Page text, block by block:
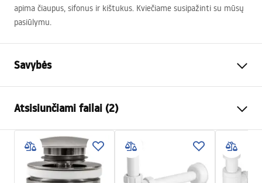
apima čiaupus, sifonus ir kištukus. Kviečiame susipažinti su mūsų
pasiūlymu.
Savybės
Medžiaga
Spalva
Pilka, Permatomas
Apdaila
Blizgus
Ilgis
Atsisiunčiami failai (2)
Surinkimo instrukcijos
Basin.pdf